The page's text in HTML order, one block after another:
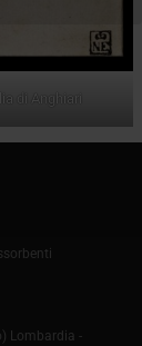
di Anghiari
Lombardia -